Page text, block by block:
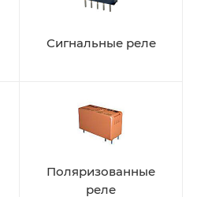
Сигнальные реле
Поляризованные
реле